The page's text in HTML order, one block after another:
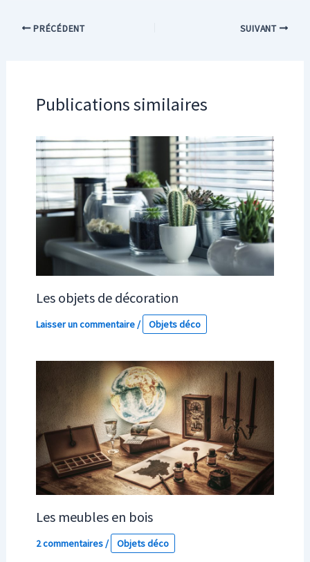
PRÉCÉDENT SUIVANT
Publications similaires
Les objets de décoration
Laisser un commentaire/ Objets déco
Les meubles en bois
2 commentaires/ Objets déco